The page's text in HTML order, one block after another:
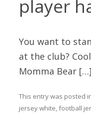
player
You want to
at the club?
Momma Bear […]
This entry was posted
jersey white,football